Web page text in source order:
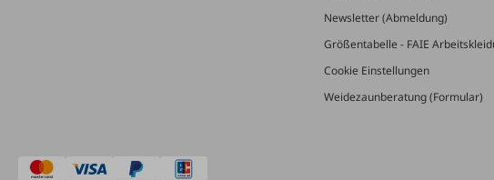
Newsletter (Abmeldung)
Größentabelle - FAIE
Cookie Einstellungen
Weidezaunberatung (Formular)